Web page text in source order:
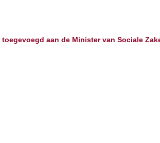
aan de Minister van Sociale